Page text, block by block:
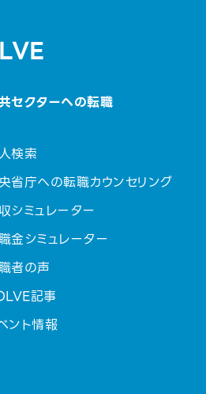
セクターへの転職
検索
省庁への転職カウンセリング
シミュレーター
金シミュレーター
者の声
記事
ント情報